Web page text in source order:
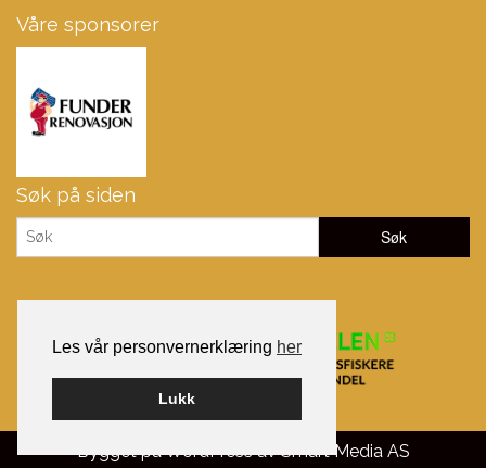
Les vår personvernerklæring her
Lukk
Våre sponsorer
Søk på siden
Bygget på WordPress avSmart Media AS